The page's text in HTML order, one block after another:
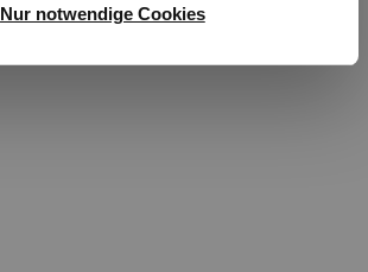
Nur notwendige Cookies